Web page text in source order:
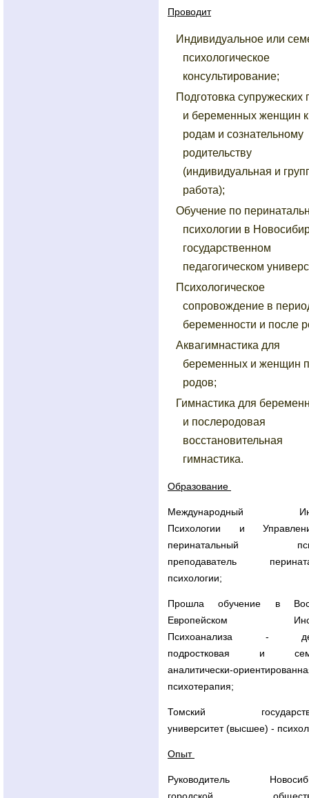
Проводит
Индивидуальное или
психологическое
консультирование;
Подготовка супружеских
и беременных женщин к
родам и сознательному
родительству
(индивидуальная и
работа);
Обучение по
психологии в
государственном
педагогическом
Психологическое
сопровождение в
беременности и после
Аквагимнастика для
беременных и женщин
родов;
Гимнастика для
и послеродовая
восстановительная
гимнастика.
Образование
Международный
Психологии и
перинатальный
преподаватель
психологии;
Прошла обучение в
Европейском
Психоанализа -
подростковая и
аналитически-
психотерапия;
Томский
университет (высшее) -
Опыт
Руководитель